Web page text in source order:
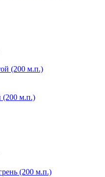
(200 м.п.)